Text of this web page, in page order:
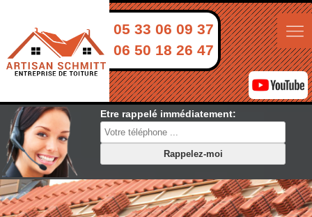
05 33 06 09 37
06 50 18 26 47
Etre rappelé immédiatement: